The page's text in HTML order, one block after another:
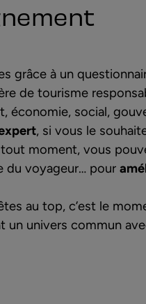
grâce à un
de tourisme
économie, social,
, si vous le
tout moment, vous
du voyageur… pour
au top, c’est le
univers commun